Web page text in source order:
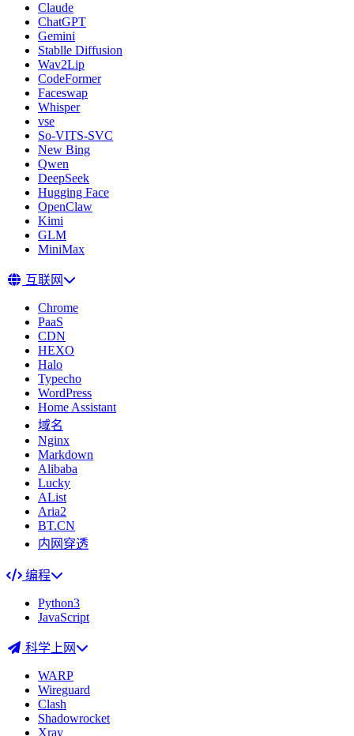
Claude
ChatGPT
Gemini
Stablle Diffusion
Wav2Lip
CodeFormer
Faceswap
Whisper
vse
So-VITS-SVC
New Bing
Qwen
DeepSeek
Hugging Face
OpenClaw
Kimi
GLM
MiniMax
互联网
Chrome
PaaS
CDN
HEXO
Halo
Typecho
WordPress
Home Assistant
域名
Nginx
Markdown
Alibaba
Lucky
AList
Aria2
BT.CN
内网穿透
编程
Python3
JavaScript
科学上网
WARP
Wireguard
Clash
Shadowrocket
Xray